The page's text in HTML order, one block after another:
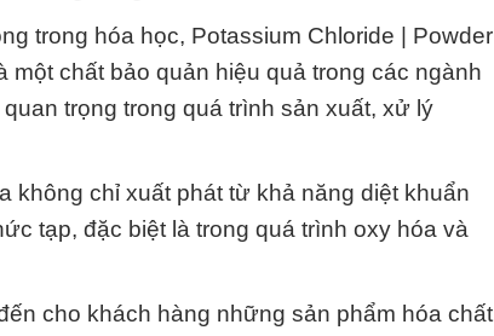
trong hóa học, Potassium Chloride | Powder
chất bảo quản hiệu quả trong các ngành
trọng trong quá trình sản xuất, xử lý
không chỉ xuất phát từ khả năng diệt khuẩn
tạp, đặc biệt là trong quá trình oxy hóa và
cho khách hàng những sản phẩm hóa chất